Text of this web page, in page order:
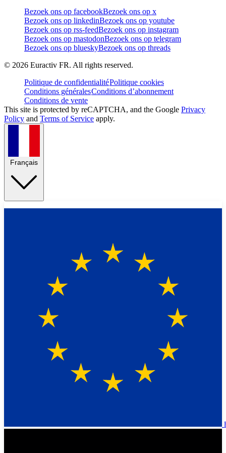
Bezoek ons op facebookBezoek ons op x
Bezoek ons op linkedinBezoek ons op youtube
Bezoek ons op rss-feedBezoek ons op instagram
Bezoek ons op mastodonBezoek ons op telegram
Bezoek ons op blueskyBezoek ons op threads
© 2026 Euractiv FR. All rights reserved.
Politique de confidentialitéPolitique cookies
Conditions généralesConditions d’abonnement
Conditions de vente
This site is protected by reCAPTCHA, and the Google Privacy
Policy and Terms of Service apply.
Français